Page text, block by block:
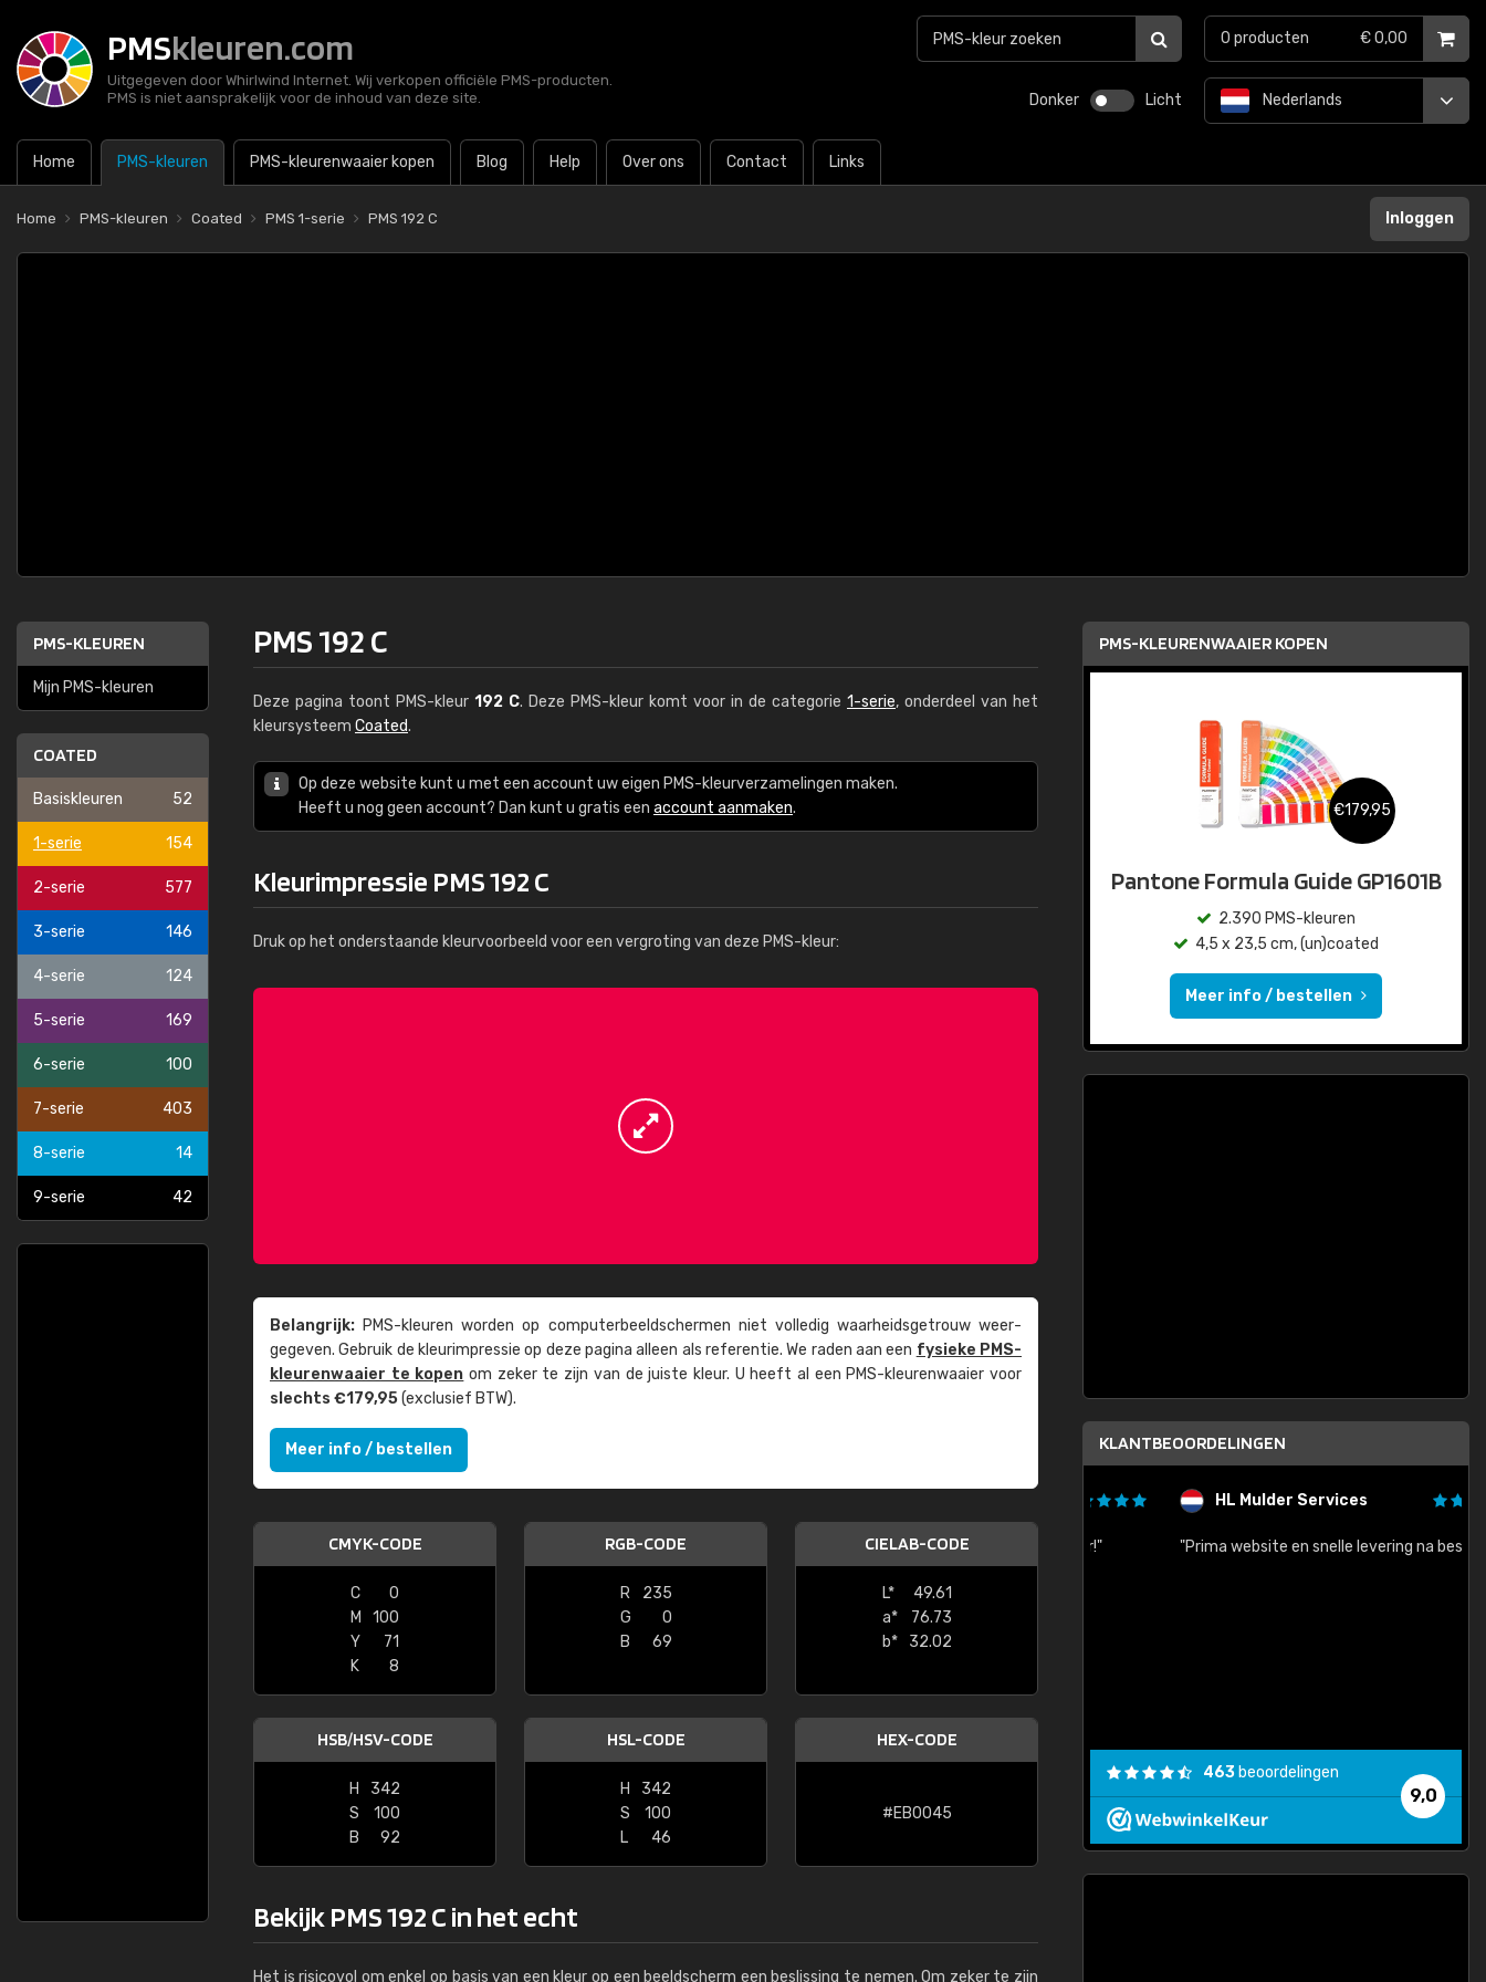
PMSkleuren.com
Uitgegeven door Whirlwind Internet. Wij verkopen officiële PMS-producten.
PMS is niet aansprakelijk voor de inhoud van deze site.
Donker Licht
Home PMS-kleuren PMS-kleurenwaaier kopen Blog Help Over ons Contact Links
Nederlands
0 producten € 0,00
Home PMS-kleuren Coated PMS 1-serie PMS 192 C Inloggen
PMS-KLEUREN
Mijn PMS-kleuren
COATED
Basiskleuren 52
1-serie 154
2-serie 577
3-serie 146
4-serie 124
5-serie 169
6-serie 100
7-serie 403
8-serie 14
9-serie 42
PMS 192 C
Deze pagina toont PMS-kleur 192 C. Deze PMS-kleur komt voor in de categorie 1-serie, onderdeel van het
kleursysteem Coated.
Op deze website kunt u met een account uw eigen PMS-kleurverzamelingen maken.
Heeft u nog geen account? Dan kunt u gratis een account aanmaken.
Kleurimpressie PMS 192 C
Druk op het onderstaande kleurvoorbeeld voor een vergroting van deze PMS-kleur:
Belangrijk: PMS-kleuren worden op computer­beeld­schermen niet volledig waarheids­­getrouw weer­
gegeven. Gebruik de kleur­impressie op deze pagina alleen als referentie. We raden aan een fysieke PMS-
kleuren­waaier te kopen om zeker te zijn van de juiste kleur. U heeft al een PMS-kleuren­waaier voor
slechts €179,95(exclusief BTW).
Meer info / bestellen
CMYK-CODE
C
0
M
100
Y
71
K
8
RGB-CODE
R
235
G
0
B
69
CIELAB-CODE
L*
49.61
a*
76.73
b*
32.02
HSB/HSV-CODE
H
342
S
100
B
92
HSL-CODE
H
342
S
100
L
46
HEX-CODE
#EB0045
Bekijk PMS 192 C in het echt
Het is risicovol om enkel op basis van een kleur op een beeldscherm een beslissing te nemen. Om zeker te zijn
PMS-KLEURENWAAIER KOPEN
€179,95
Pantone Formula Guide GP1601B
2.390 PMS-kleuren
4,5 x 23,5 cm, (un)coated
Meer info / bestellen
KLANTBEOORDELINGEN
"Super snelle service en zeer betaalbaar!"
HL Mulder Services
"Prima website en snelle levering na bestelling"
9,0
463 beoordelingen